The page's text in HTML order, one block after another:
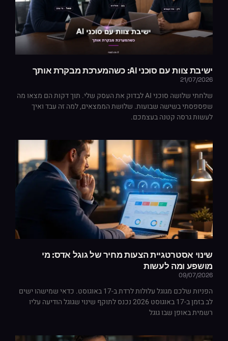
ישיבת צוות עם סוכני AI: כשהמערכת מבקרת אותך
21/07/2026
שלחתי שלושה סוכני AI לבדוק את העסק שלי. תוך דקות הם מצאו מה
שפספסתי בשישה שבועות. שלושת הממצאים, למה זה עבד ואיך
לעשות גרסה קטנה בעצמכם.
שינוי אסטרטגיית הצעות מחיר של גוגל אדס: מי
מושפע ומה לעשות
09/07/2026
הפניות שלכם מגוגל עלולות לרדת ב-17 באוגוסט. כדאי שמישהו ישים
לב בזמן ב-17 באוגוסט 2026 נכנס לתוקף שינוי שגוגל הודיעה עליו
רשמית באופן שבו גוגל